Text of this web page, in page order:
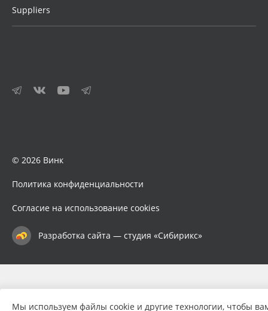
Suppliers
© 2026 Винк
Политика конфиденциальности
Согласие на использование cookies
Разработка сайта — студия «Сибирикс»
Мы используем файлы cookie и другие технологии, чтобы